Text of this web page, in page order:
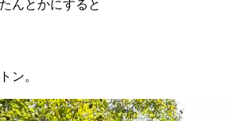
んとかにすると
ン。